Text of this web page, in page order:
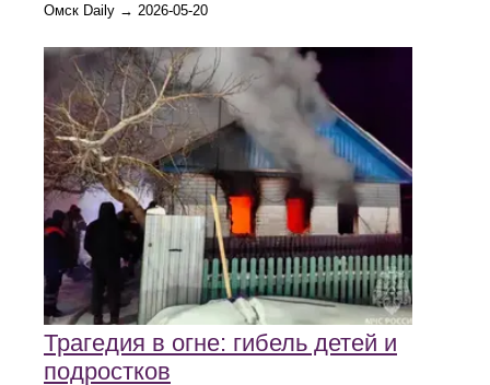
Омск Daily → 2026-05-20
Трагедия в огне: гибель детей и
подростков